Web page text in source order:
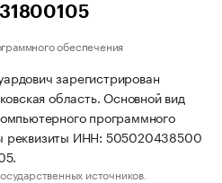
обеспечения
зарегистрирован
область. Основной вид
программного
реквизиты ИНН: 505020438500
источников.